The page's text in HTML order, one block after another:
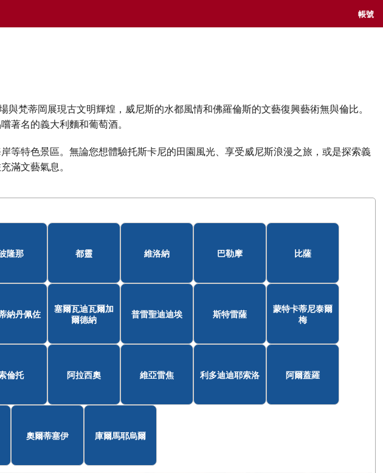
帳號
梵蒂岡展現古文明輝煌，威尼斯的水都風情和佛羅倫斯的文藝復興藝術無與倫比。
著名的義大利麵和葡萄酒。
特色景區。無論您想體驗托斯卡尼的田園風光、享受威尼斯浪漫之旅，或是探索義
滿文藝氣息。
隆那 都靈 維洛納 巴勒摩 比薩
納丹佩佐
塞爾瓦迪瓦爾加
爾德納
普雷聖迪迪埃 斯特雷薩
蒙特卡蒂尼泰爾
梅
倫托 阿拉西奧 維亞雷焦 利多迪迪耶索洛 阿爾蓋羅
奧爾蒂塞伊 庫爾馬耶烏爾